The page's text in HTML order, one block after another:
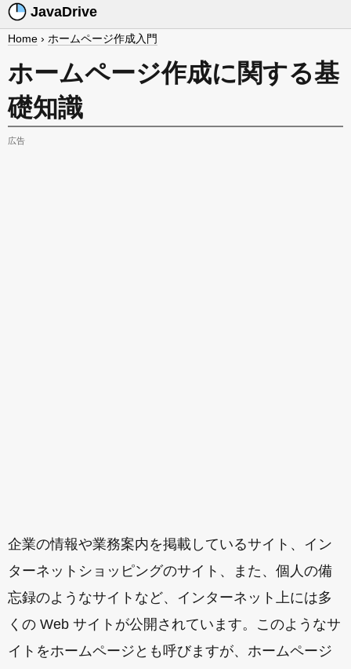
JavaDrive
Home › ホームページ作成入門
ホームページ作成に関する基
礎知識
広告
企業の情報や業務案内を掲載しているサイト、イン
ターネットショッピングのサイト、また、個人の備
忘録のようなサイトなど、インターネット上には多
くの Web サイトが公開されています。このようなサ
イトをホームページとも呼びますが、ホームページ